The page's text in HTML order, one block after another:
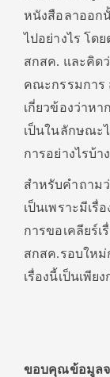
หนังสือลาออก
ไปอย่างไร โด
สกสค. และคิด
คณะกรรมการ
เกี่ยวข้องว่าห
เป็นในลักษณะ
การอย่างไรบ้าง
สำหรับคำถาม
เป็นเพราะมีเรื่
การขอเคลียร์เ
สกสค.รอบใหม่
เรื่องนี้เป็นเพีย
ขอบคุณข้อมูลจ